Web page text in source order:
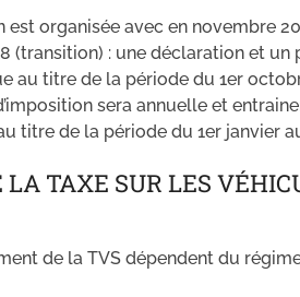
organisée avec en novembre
(transition) : une déclaration et
au titre de la période du 1er
sera annuelle et
titre de la période du 1er janvier
TAXE SUR LES
de la TVS dépendent du